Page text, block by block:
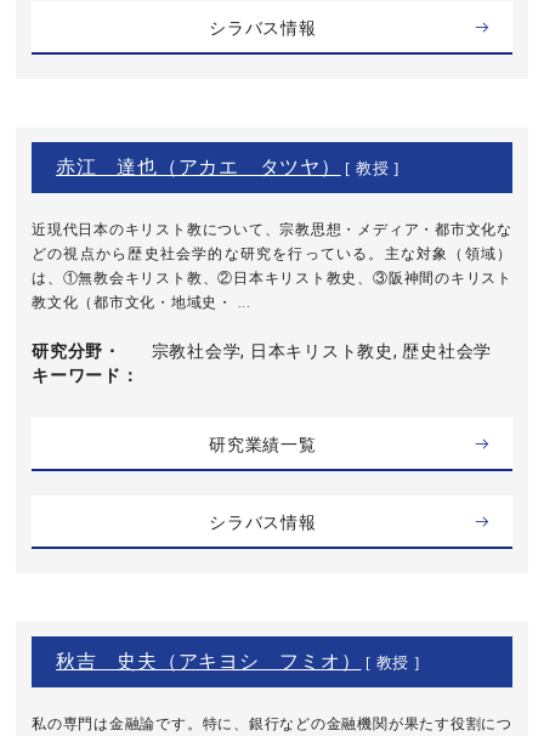
シラバス情報
赤江 達也（アカエ タツヤ） [ 教授 ]
近現代日本のキリスト教について、宗教思想・メディア・都市文化な
どの視点から歴史社会学的な研究を行っている。主な対象（領域）
は、①無教会キリスト教、②日本キリスト教史、③阪神間のキリスト
教文化（都市文化・地域史・ ...
研究分野・
キーワード
宗教社会学, 日本キリスト教史, 歴史社会学
研究業績一覧
シラバス情報
秋吉 史夫（アキヨシ フミオ） [ 教授 ]
私の専門は金融論です。特に、銀行などの金融機関が果たす役割につ